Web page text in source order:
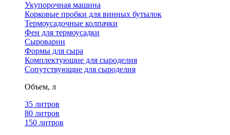
Укупорочная машина
Корковые пробки для винных бутылок
Термоусадочные колпачки
Фен для термоусадки
Сыроварни
Формы для сыра
Комплектующие для сыроделия
Сопутствующие для сыроделия
Объем, л
35 литров
80 литров
150 литров